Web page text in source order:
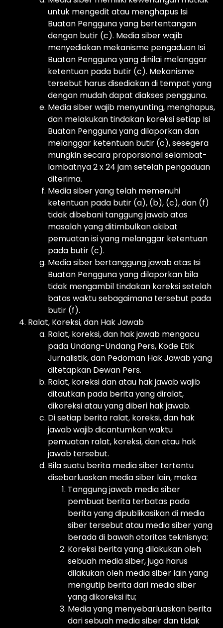
untuk mengedit atau menghapus Isi
Buatan Pengguna yang bertentangan
dengan butir (c). Media siber wajib
menyediakan mekanisme pengaduan Isi
Buatan Pengguna yang dinilai melanggar
ketentuan pada butir (c). Mekanisme
tersebut harus disediakan di tempat yang
dengan mudah dapat diakses pengguna.
Media siber wajib menyunting, menghapus,
dan melakukan tindakan koreksi setiap Isi
Buatan Pengguna yang dilaporkan dan
melanggar ketentuan butir (c), sesegera
mungkin secara proporsional selambat-
lambatnya 2 x 24 jam setelah pengaduan
diterima.
Media siber yang telah memenuhi
ketentuan pada butir (a), (b), (c), dan (f)
tidak dibebani tanggung jawab atas
masalah yang ditimbulkan akibat
pemuatan isi yang melanggar ketentuan
pada butir (c).
Media siber bertanggung jawab atas Isi
Buatan Pengguna yang dilaporkan bila
tidak mengambil tindakan koreksi setelah
batas waktu sebagaimana tersebut pada
butir (f).
Ralat, Koreksi, dan Hak Jawab
Ralat, koreksi, dan hak jawab mengacu
pada Undang-Undang Pers, Kode Etik
Jurnalistik, dan Pedoman Hak Jawab yang
ditetapkan Dewan Pers.
Ralat, koreksi dan atau hak jawab wajib
ditautkan pada berita yang diralat,
dikoreksi atau yang diberi hak jawab.
Di setiap berita ralat, koreksi, dan hak
jawab wajib dicantumkan waktu
pemuatan ralat, koreksi, dan atau hak
jawab tersebut.
Bila suatu berita media siber tertentu
disebarluaskan media siber lain, maka:
Tanggung jawab media siber
pembuat berita terbatas pada
berita yang dipublikasikan di media
siber tersebut atau media siber yang
berada di bawah otoritas teknisnya;
Koreksi berita yang dilakukan oleh
sebuah media siber, juga harus
dilakukan oleh media siber lain yang
mengutip berita dari media siber
yang dikoreksi itu;
Media yang menyebarluaskan berita
dari sebuah media siber dan tidak